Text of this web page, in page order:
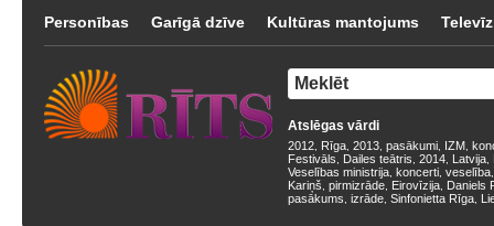
Personības Garīgā dzīve Kultūras mantojums
Atslēgas vārdi
2012 Rīga 2013 pasākumi IZM
Festivāls
Dailes teātris 2014 Latvija
Veselības ministrija koncerti veselība
Kariņš pirmizrāde Eirovīzija Daniels
pasākums izrāde Sinfonietta Rīga